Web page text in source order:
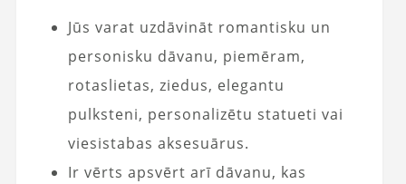
Jūs varat uzdāvināt romantisku un
personisku dāvanu, piemēram,
rotaslietas, ziedus, elegantu
pulksteni, personalizētu statueti vai
viesistabas aksesuārus.
Ir vērts apsvērt arī dāvanu, kas